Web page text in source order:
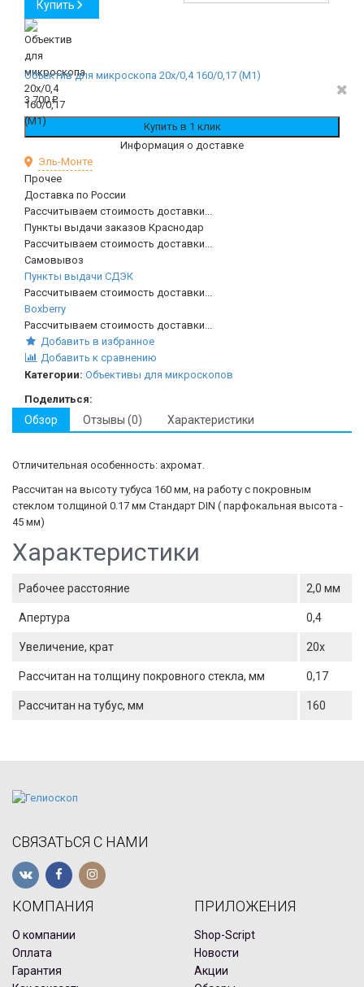
Купить
Объектив для микроскопа 20х/0,4 160/0,17 (М1)
3 700₽
Информация о доставке
Эль-Монте
Прочее
Доставка по России
Рассчитываем стоимость доставки...
Пункты выдачи заказов Краснодар
Рассчитываем стоимость доставки...
Самовывоз
Пункты выдачи СДЭК
Рассчитываем стоимость доставки...
Boxberry
Рассчитываем стоимость доставки...
Добавить в избранное
Добавить к сравнению
Категории: Объективы для микроскопов
Поделиться:
Обзор Отзывы (0) Характеристики
Отличительная особенность: ахромат.
Рассчитан на высоту тубуса 160 мм, на работу с покровным
стеклом толщиной 0.17 мм Стандарт DIN ( парфокальная высота -
45 мм)
Характеристики
Рабочее расстояние 2,0 мм
Апертура 0,4
Увеличение, крат 20х
Рассчитан на толщину покровного стекла, мм 0,17
Рассчитан на тубус, мм 160
СВЯЗАТЬСЯ С НАМИ
КОМПАНИЯ
О компании
Оплата
Гарантия
ПРИЛОЖЕНИЯ
Shop-Script
Новости
Акции